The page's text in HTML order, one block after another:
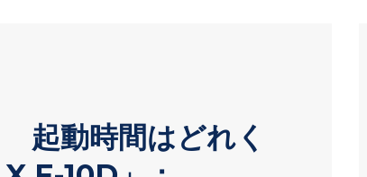
起動時間はどれく